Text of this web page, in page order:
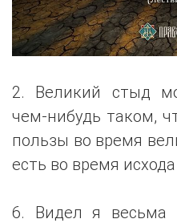
2. Великий стыд
чем-нибудь таком,
пользы во время
есть во время
6. Видел я весьма